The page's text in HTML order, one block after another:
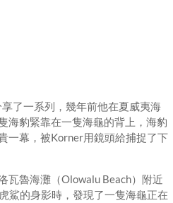
了一系列，幾年前他在夏威夷海
海豹緊靠在一隻海龜的背上，海豹
一幕，被Korner用鏡頭給捕捉了下
瓦魯海灘（Olowalu Beach）附近
鯊的身影時，發現了一隻海龜正在